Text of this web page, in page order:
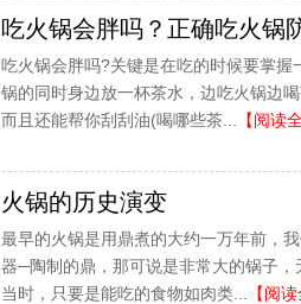
吃火锅会胖吗？正确吃火锅
吃火锅会胖吗?关键是在吃的时候要掌握
锅的同时身边放一杯茶水，边吃火锅边
而且还能帮你刮刮油(喝哪些茶...
【阅读
火锅的历史演变
最早的火锅是用鼎煮的大约一万年前，
器─陶制的鼎，那可说是非常大的锅子
当时，只要是能吃的食物如肉类...
【阅